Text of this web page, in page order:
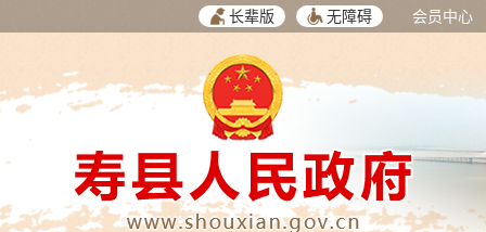
长辈版 无障碍 会员中心